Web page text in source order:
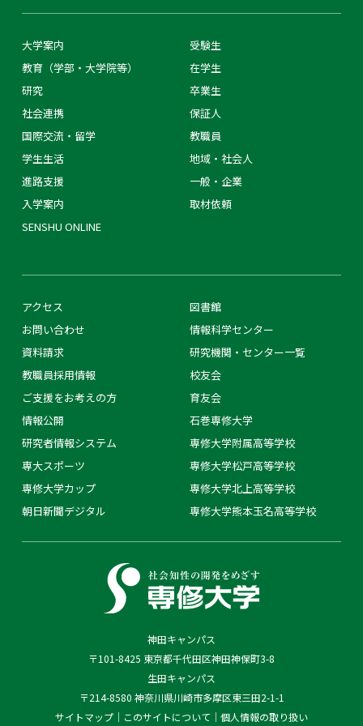
神田キャンパス
〒101-8425 東京都千代田区神田神保町3-8
生田キャンパス
〒214-8580 神奈川県川崎市多摩区東三田2-1-1
サイトマップ
このサイトについて 個人情報の取り扱い
大学案内
教育（学部・大学院等）
研究
社会連携
国際交流・留学
学生生活
進路支援
入学案内
SENSHU ONLINE
受験生
在学生
卒業生
保証人
教職員
地域・社会人
一般・企業
取材依頼
アクセス
お問い合わせ
資料請求
教職員採用情報
ご支援をお考えの方
情報公開
研究者情報システム
専大スポーツ
専修大学カップ
朝日新聞デジタル
図書館
情報科学センター
研究機関・センター一覧
校友会
育友会
石巻専修大学
専修大学附属高等学校
専修大学松戸高等学校
専修大学北上高等学校
専修大学熊本玉名高等学校